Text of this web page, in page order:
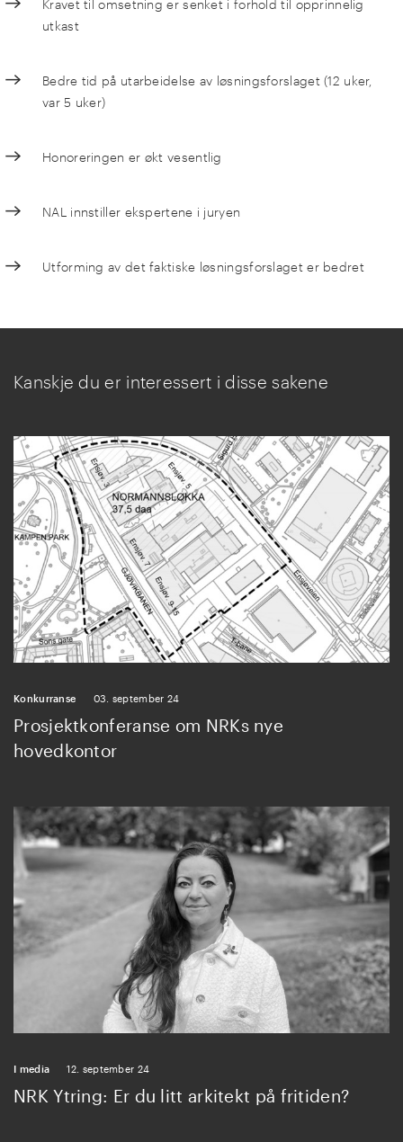
Kravet til omsetning er senket i forhold til opprinnelig
utkast
Bedre tid på utarbeidelse av løsningsforslaget (12 uker,
var 5 uker)
Honoreringen er økt vesentlig
NAL innstiller ekspertene i juryen
Utforming av det faktiske løsningsforslaget er bedret
Kanskje du er interessert i disse sakene
Konkurranse 03. september 24
Prosjektkonferanse om NRKs nye
hovedkontor
I media 12. september 24
NRK Ytring: Er du litt arkitekt på fritiden?